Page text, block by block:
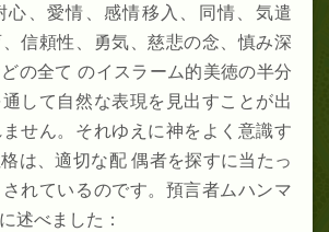
心、愛情、感情移入、同情、気遣
信頼性、勇気、慈悲の念、慎み深
の全て のイスラーム的美徳の半分
して自然な表現を見出すことが出
せん。それゆえに神をよく意識す
は、適切な配 偶者を探すに当たっ
れているのです。預言者ムハンマ
述べました：